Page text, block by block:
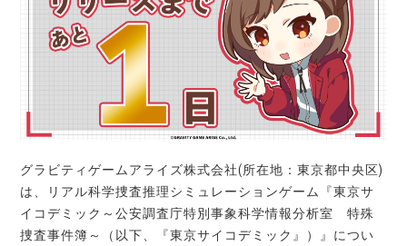
グラビティゲームアライズ株式会社(所在地：東京都中央区)
は、リアル科学捜査推理シミュレーションゲーム『東京サ
イコデミック～公安調査庁特別事象科学情報分析室 特殊
捜査事件簿～（以下、『東京サイコデミック』）』につい